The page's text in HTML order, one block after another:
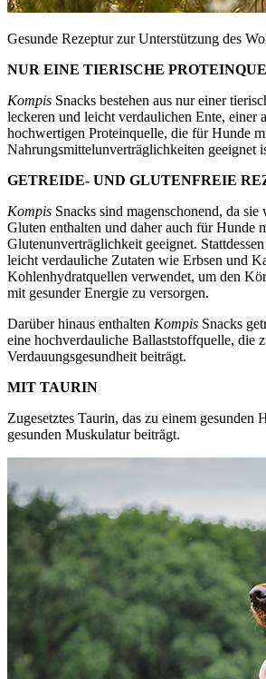
Gesunde Rezeptur zur Unterstützung des
NUR EINE TIERISCHE
Kompis Snacks bestehen aus nur einer
leckeren und leicht verdaulichen Ente, einer
hochwertigen Proteinquelle, die für Hunde
Nahrungsmittelunverträglichkeiten geeignet
GETREIDE- UND GLUTENFREIE
Kompis Snacks sind magenschonend, da sie
Gluten enthalten und daher auch für Hunde
Glutenunverträglichkeit geeignet.
leicht verdauliche Zutaten wie Erbsen und
Kohlenhydratquellen verwendet, um den
mit gesunder Energie zu versorgen.
Darüber hinaus enthalten Kompis Snacks
eine hochverdauliche Ballaststoffquelle, die
Verdauungsgesundheit beiträgt.
MIT TAURIN
Zugesetztes Taurin, das zu einem gesunden
gesunden Muskulatur beiträgt.